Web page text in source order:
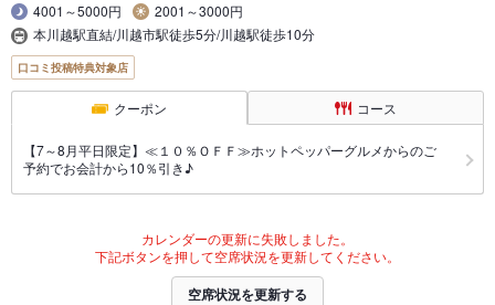
4001～5000円
2001～3000円
本川越駅直結/川越市駅徒歩5分/川越駅徒歩10分
口コミ投稿特典対象店
クーポン コース
【7～8月平日限定】≪１０％ＯＦＦ≫ホットペッパーグルメからのご
予約でお会計から10％引き♪
カレンダーの更新に失敗しました。
下記ボタンを押して空席状況を更新してください。
空席状況を更新する